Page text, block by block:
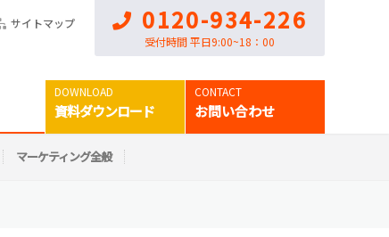
サイトマップ 0120-934-226
受付時間 平日9:00~18：00
資料ダウンロード お問い合わせ
マーケティング全般